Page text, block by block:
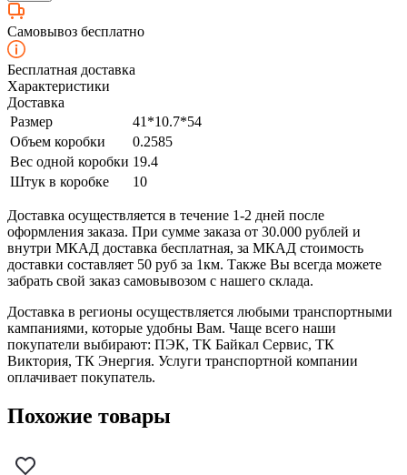
Самовывоз бесплатно
Бесплатная доставка
Характеристики
Доставка
Размер
41*10.7*54
Объем коробки
0.2585
Вес одной коробки 19.4
Штук в коробке
10
Доставка осуществляется в течение 1-2 дней после
оформления заказа. При сумме заказа от 30.000 рублей и
внутри МКАД доставка бесплатная, за МКАД стоимость
доставки составляет 50 руб за 1км. Также Вы всегда можете
забрать свой заказ самовывозом с нашего склада.
Доставка в регионы осуществляется любыми транспортными
кампаниями, которые удобны Вам. Чаще всего наши
покупатели выбирают: ПЭК, ТК Байкал Сервис, ТК
Виктория, ТК Энергия. Услуги транспортной компании
оплачивает покупатель.
Похожие товары